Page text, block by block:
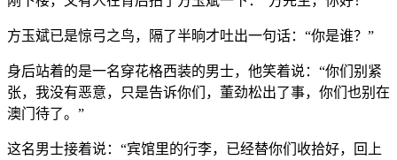
方玉斌已是惊弓之鸟，隔了半晌才吐出一句话：“你是谁？”
身后站着的是一名穿花格西装的男士，他笑着说：“你们别紧
张，我没有恶意，只是告诉你们，董劲松出了事，你们也别在
澳门待了。”
这名男士接着说：“宾馆里的行李，已经替你们收拾好，回上